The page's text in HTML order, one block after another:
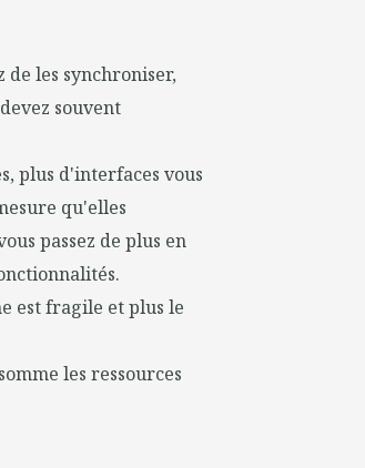
de les synchroniser,
souvent
plus d'interfaces vous
qu'elles
passez de plus en
est fragile et plus le
les ressources